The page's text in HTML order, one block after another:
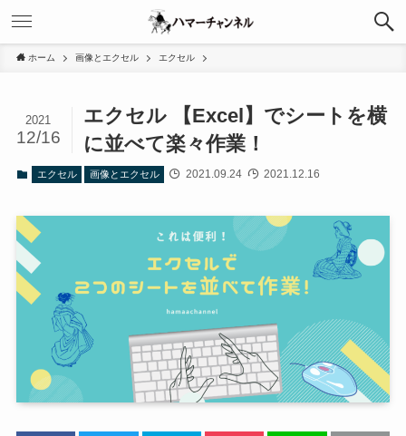
ホーム 画像とエクセル エクセル
エクセル 【Excel】でシートを横
に並べて楽々作業！
2021
12/16
エクセル 画像とエクセル 2021.09.24 2021.12.16